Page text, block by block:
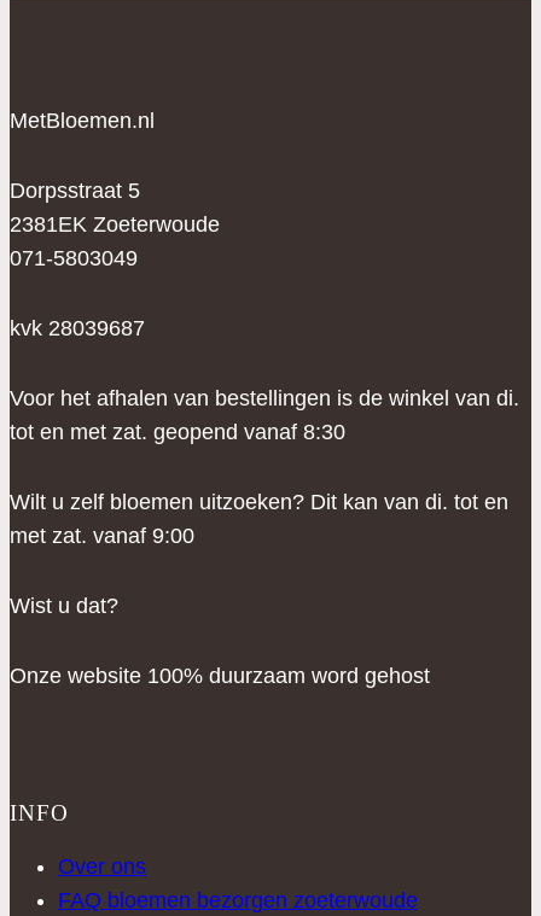
MetBloemen.nl
Dorpsstraat 5
2381EK Zoeterwoude
071-5803049
kvk 28039687
Voor het afhalen van bestellingen is de winkel van di.
tot en met zat. geopend vanaf 8:30
Wilt u zelf bloemen uitzoeken? Dit kan van di. tot en
met zat. vanaf 9:00
Wist u dat?
Onze website 100% duurzaam word gehost
INFO
Over ons
FAQ bloemen bezorgen zoeterwoude